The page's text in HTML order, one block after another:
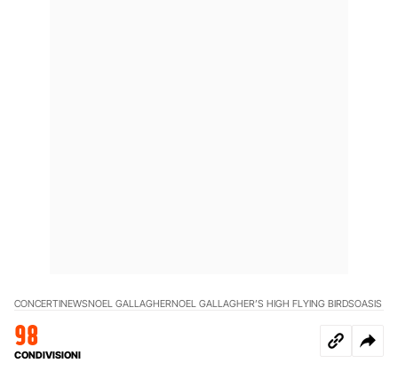
CONCERTINEWSNOEL GALLAGHERNOEL GALLAGHER’S HIGH FLYING BIRDSOASIS
98
CONDIVISIONI